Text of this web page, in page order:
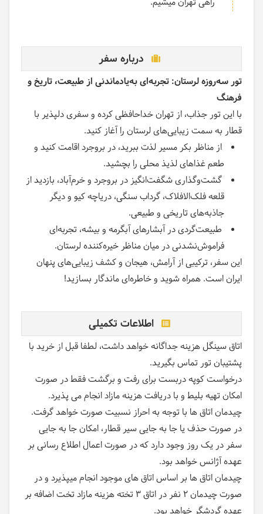
درباره سفر
تور سه‌روزه لرستان: تجربه‌ای به‌یادماندنی از طبیعت، تاریخ و
فرهنگ
با این تور جذاب، از تهران خداحافظی کرده و سفری دلپذیر با
قطار به سمت زیبایی‌های لرستان را آغاز کنید.
از مناظر بکر مسیر لذت ببرید، در بروجرد اقامت کنید و
طعم غذاهای لذیذ محلی را بچشید.
گشت‌و‌گذاری شگفت‌انگیز در بروجرد و خرم‌آباد، بازدید از
قلعه فلک‌الافلاک، گرداب سنگی، دریاچه کیو و دیگر
جاذبه‌های تاریخی و طبیعی.
طبیعت‌گردی در آبشارهای آبگرمه و بیشه، تجربه‌ای
فراموش‌نشدنی در میان مناظر خیره‌کننده لرستان.
این سفر، ترکیبی از آرامش، هیجان و کشف زیبایی‌های پنهان
ایران است. همراه شوید و خاطره‌ای ماندگار بسازید!
اطلاعات تکمیلی
اتاق سینگل هزینه جداگانه خواهد داشت، لطفا قبل از خرید با
پشتیبان تور تماس بگیرید.
درخواست کوپه دربست برای رفت و برگشت فقط در صورت
امکان تهیه بلیط و با دریافت هزینه مازاد انجام می پذیرد.
چیدمان اتاق ها با توجه به احراز نسبیت صورت خواهد گرفت.
در صورت حذف یا جا به جایی سیر قطار، امکان جا به جایی
سفر در یک روز وجود دارد که در صورت اعمال اطلاع رسانی بر
عهده آژانس خواهد بود.
چیدمان اتاق ها بر اساس اتاق های موجود انجام میپذیرد و در
صورت چیدمان 2 نفر در اتاق 3 تخته هزینه مازاد تخت اضافه بر